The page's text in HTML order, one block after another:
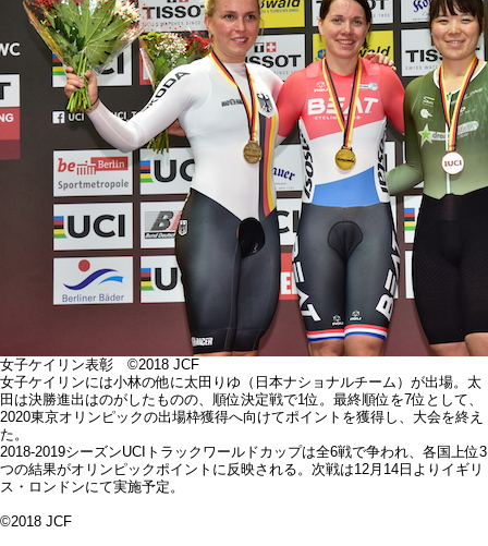
女子ケイリン表彰 ©2018 JCF
女子ケイリンには小林の他に太田りゆ（日本ナショナルチーム）が出場。太
田は決勝進出はのがしたものの、順位決定戦で1位。最終順位を7位として、
2020東京オリンピックの出場枠獲得へ向けてポイントを獲得し、大会を終え
た。
2018-2019シーズンUCIトラックワールドカップは全6戦で争われ、各国上位3
つの結果がオリンピックポイントに反映される。次戦は12月14日よりイギリ
ス・ロンドンにて実施予定。
©2018 JCF